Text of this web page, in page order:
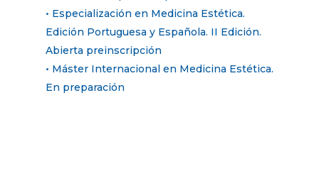
• Especialización en Medicina Estética.
Edición Portuguesa y Española. II Edición.
Abierta preinscripción
• Máster Internacional en Medicina Estética.
En preparación